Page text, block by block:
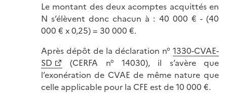
Le montant des deux acomptes acquittés en
N s’élèvent donc chacun à : 40 000 € - (40
000 € x 0,25) = 30 000 €.
Après dépôt de la déclaration n° 1330-CVAE-
SD
(CERFA n° 14030), il s’avère que
l’exonération de CVAE de même nature que
celle applicable pour la CFE est de 10 000 €.